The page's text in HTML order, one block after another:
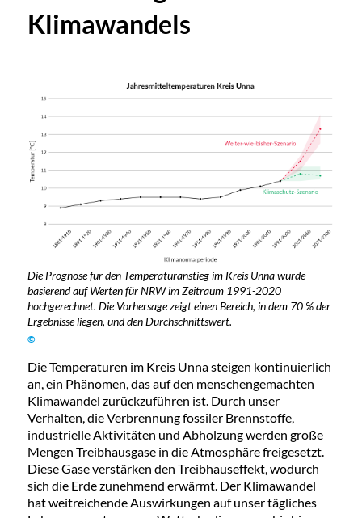
Klimawandels
Die Prognose für den Temperaturanstieg im Kreis Unna wurde
basierend auf Werten für NRW im Zeitraum 1991-2020
hochgerechnet. Die Vorhersage zeigt einen Bereich, in dem 70 % der
Ergebnisse liegen, und den Durchschnittswert.
©
Die Temperaturen im Kreis Unna steigen kontinuierlich
an, ein Phänomen, das auf den menschengemachten
Klimawandel zurückzuführen ist. Durch unser
Verhalten, die Verbrennung fossiler Brennstoffe,
industrielle Aktivitäten und Abholzung werden große
Mengen Treibhausgase in die Atmosphäre freigesetzt.
Diese Gase verstärken den Treibhauseffekt, wodurch
sich die Erde zunehmend erwärmt. Der Klimawandel
hat weitreichende Auswirkungen auf unser tägliches